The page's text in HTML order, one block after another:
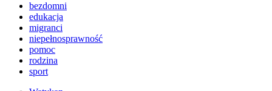
bezdomni
edukacja
migranci
niepełnosprawność
pomoc
rodzina
sport